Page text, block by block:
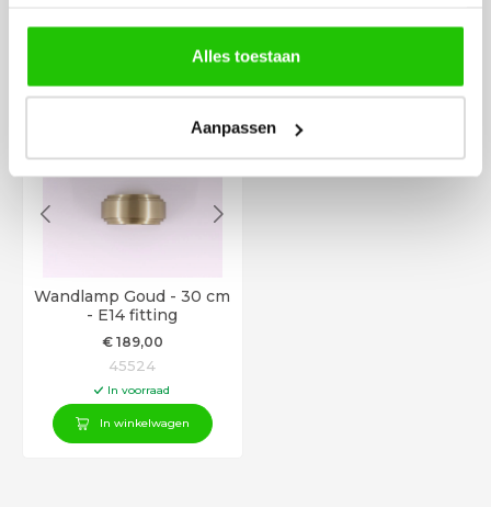
Alles toestaan
Aanpassen
Klantscore van 8.7
Wandlamp Goud - 30 cm
- E14 fitting
€189,00
45524
In voorraad
In winkelwagen